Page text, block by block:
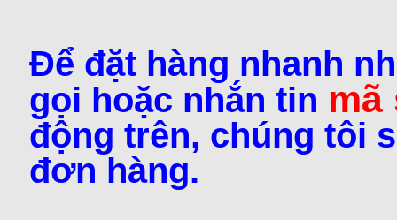
Để đặt hàng nhanh
gọi hoặc nhắn tin
động trên, chúng tôi
đơn hàng.